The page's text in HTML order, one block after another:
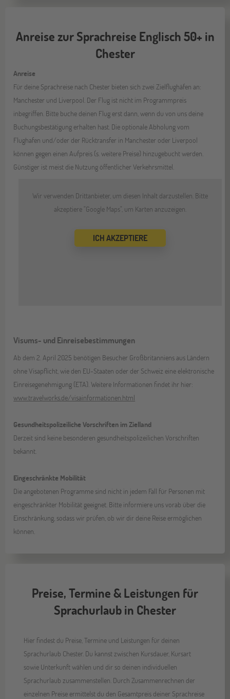
Anreise zur Sprachreise Englisch 50+ in
Chester
Anreise
Für deine Sprachreise nach Chester bieten sich zwei Zielflughäfen an:
Manchester und Liverpool. Der Flug ist nicht im Programmpreis
inbegriffen. Bitte buche deinen Flug erst dann, wenn du von uns deine
Buchungsbestätigung erhalten hast. Die optionale Abholung vom
Flughafen und/oder der Rücktransfer in Manchester oder Liverpool
können gegen einen Aufpreis (s. weitere Preise) hinzugebucht werden.
Günstiger ist meist die Nutzung öffentlicher Verkehrsmittel.
Wir verwenden Drittanbieter, um diesen Inhalt darzustellen. Bitte
akzeptiere "Google Maps", um Karten anzuzeigen.
ICH AKZEPTIERE
Visums- und Einreisebestimmungen
Ab dem 2. April 2025 benötigen Besucher Großbritanniens aus Ländern
ohne Visapflicht, wie den EU-Staaten oder der Schweiz eine elektronische
Einreisegenehmigung (ETA). Weitere Informationen findet ihr hier:
www.travelworks.de/visainformationen.html
Gesundheitspolizeiliche Vorschriften im Zielland
Derzeit sind keine besonderen gesundheitspolizeilichen Vorschriften
bekannt.
Eingeschränkte Mobilität
Die angebotenen Programme sind nicht in jedem Fall für Personen mit
eingeschränkter Mobilität geeignet. Bitte informiere uns vorab über die
Einschränkung, sodass wir prüfen, ob wir dir deine Reise ermöglichen
können.
Preise, Termine & Leistungen für
Sprachurlaub in Chester
Hier findest du Preise, Termine und Leistungen für deinen
Sprachurlaub Chester. Du kannst zwischen Kursdauer, Kursart
sowie Unterkunft wählen und dir so deinen individuellen
Sprachurlaub zusammenstellen. Durch Zusammenrechnen der
einzelnen Preise ermittelst du den Gesamtpreis deiner Sprachreise